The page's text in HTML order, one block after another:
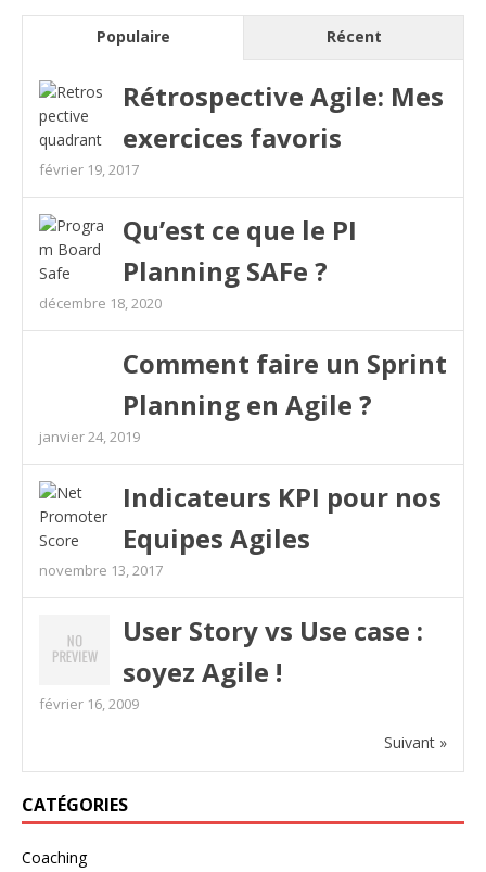
Populaire Récent
Rétrospective Agile: Mes
exercices favoris
février 19, 2017
Qu’est ce que le PI
Planning SAFe ?
décembre 18, 2020
Comment faire un Sprint
Planning en Agile ?
janvier 24, 2019
Indicateurs KPI pour nos
Equipes Agiles
novembre 13, 2017
User Story vs Use case :
soyez Agile !
février 16, 2009
Suivant »
CATÉGORIES
Coaching